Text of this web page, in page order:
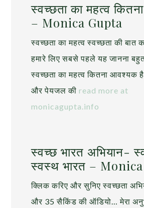
स्वच्छता का महत्व
– Monica Gupta
स्वच्छता का महत्व स्वच्छता की
हमारे लिए सबसे पहले यह जानना
स्वच्छता का महत्व कितना आवश्यक है
और पेयजल की read more at
monicagupta.info
स्वच्छ भारत अभियान-
स्वस्थ भारत –
क्लिक करिए और सुनिए स्वच्छता
और 35 सैकिंड की ऑडियो… मेरा